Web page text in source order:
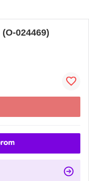
024469)